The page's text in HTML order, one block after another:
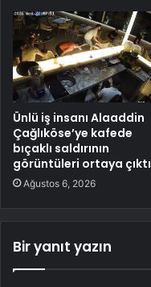
Ünlü iş insanı Alaaddin
Çağlıköse’ye kafede
bıçaklı saldırının
görüntüleri ortaya çıktı
Ağustos 6, 2026
Bir yanıt yazın